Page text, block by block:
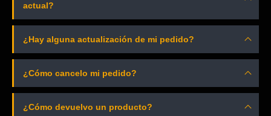
actual?
¿Hay alguna actualización de mi pedido?
¿Cómo cancelo mi pedido?
¿Cómo devuelvo un producto?